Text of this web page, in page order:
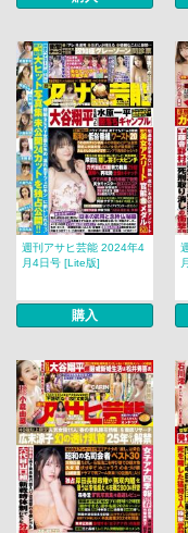
週刊アサヒ芸能 2024年4
月4日号 [Lite版]
購入